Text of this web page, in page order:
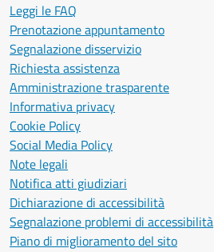
Leggi le FAQ
Prenotazione appuntamento
Segnalazione disservizio
Richiesta assistenza
Amministrazione trasparente
Informativa privacy
Cookie Policy
Social Media Policy
Note legali
Notifica atti giudiziari
Dichiarazione di accessibilità
Segnalazione problemi di accessibilità
Piano di miglioramento del sito